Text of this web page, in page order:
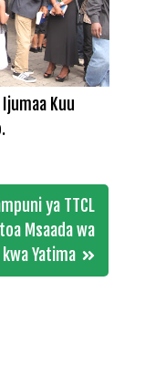
Kuu
ya TTCL
Msaada wa
kwa Yatima